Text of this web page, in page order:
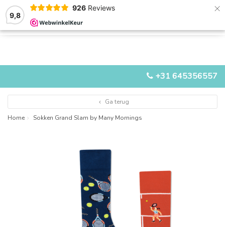
9,8
926 Reviews ×
+31 645356557
MENU
Ga terug
Home
Sokken Grand Slam by Many Mornings